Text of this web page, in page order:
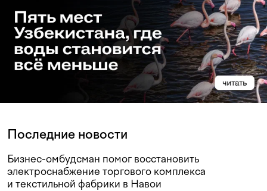
Последние новости
Бизнес-омбудсман помог восстановить
электроснабжение торгового комплекса
и текстильной фабрики в Навои